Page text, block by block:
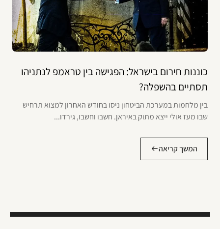
כוננות חירום בישראל: הפגישה בין טראמפ לנתניהו
תסתיים בהשפלה?
בין מלחמות במערכת הביטחון ניסו בחודש האחרון למצוא תרחיש
שבו מעז אולי ייצא מתוק באיראן. חשבו וחשבו, גירדו...
המשך קריאה